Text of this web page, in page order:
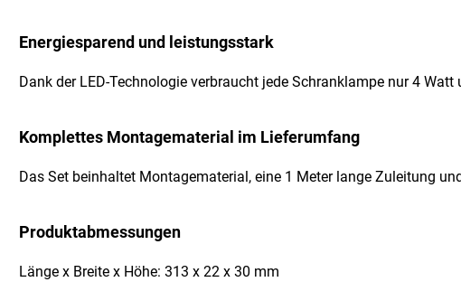
Energiesparend und leistungsstark
Dank der LED-Technologie verbraucht jede Schranklampe nur 4
Komplettes Montagematerial im Lieferumfang
Das Set beinhaltet Montagematerial, eine 1 Meter lange Zuleitung
Produktabmessungen
Länge x Breite x Höhe: 313 x 22 x 30 mm